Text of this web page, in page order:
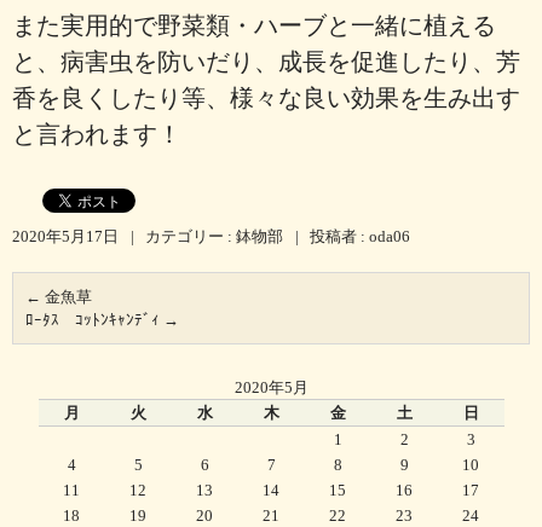
また実用的で野菜類・ハーブと一緒に植える
と、病害虫を防いだり、成長を促進したり、芳
香を良くしたり等、様々な良い効果を生み出す
と言われます！
2020年5月17日 | カテゴリー : 鉢物部 | 投稿者 : oda06
← 金魚草
ﾛｰﾀｽ ｺｯﾄﾝｷｬﾝﾃﾞｨ →
2020年5月
月
火 水 木 金 土 日
1 2
3
4
5 6 7 8 9
10
11
12 13 14 15 16
17
18
19 20 21 22 23
24